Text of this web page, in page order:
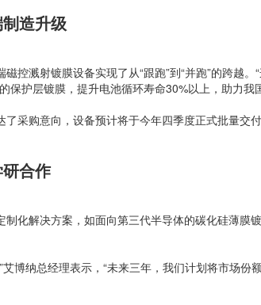
造升级
控溅射镀膜设备实现了从“跟跑”到“并跑”的跨
保护层镀膜，提升电池循环寿命30%以上，助力
采购意向，设备预计将于今年四季度正式批量交付
合作
化解决方案，如面向第三代半导体的碳化硅薄
博纳总经理表示，“未来三年，我们计划将市场